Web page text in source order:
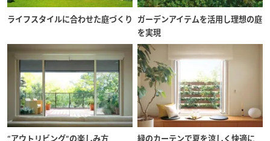
ライフスタイルに合わせた庭づくり
ガーデンアイテムを活用し理想の庭
を実現
“アウトリビング”の楽しみ方 緑のカーテンで夏を涼しく快適に